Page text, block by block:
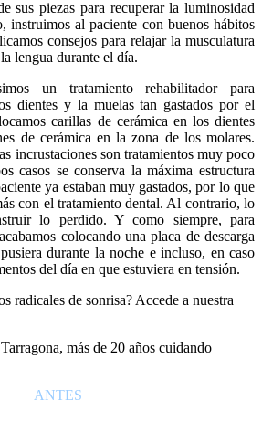
sus piezas para recuperar la luminosidad
instruimos al paciente con buenos hábitos
consejos para relajar la musculatura
lengua durante el día.
un tratamiento rehabilitador para
dientes y la muelas tan gastados por el
carillas de cerámica en los dientes
de cerámica en la zona de los molares.
incrustaciones son tratamientos muy poco
casos se conserva la máxima estructura
ya estaban muy gastados, por lo que
con el tratamiento dental. Al contrario, lo
lo perdido. Y como siempre, para
colocando una placa de descarga
durante la noche e incluso, en caso
del día en que estuviera en tensión.
radicales de sonrisa? Accede a nuestra
más de 20 años cuidando
ANTES